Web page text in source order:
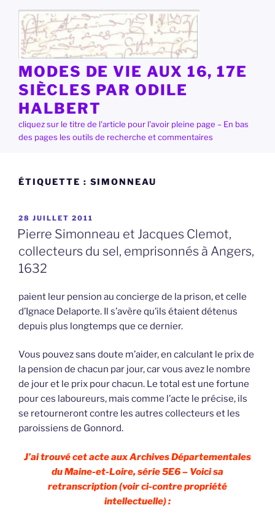
contenu
principal
MODES DE VIE AUX 16, 17E
SIÈCLES PAR ODILE
HALBERT
cliquez sur le titre de l'article pour l'avoir pleine page – En bas
des pages les outils de recherche et commentaires
ÉTIQUETTE : SIMONNEAU
PUBLIÉ
LE
28 JUILLET 2011
Pierre Simonneau et Jacques Clemot,
collecteurs du sel, emprisonnés à Angers,
1632
paient leur pension au concierge de la prison, et celle
d’Ignace Delaporte. Il s’avère qu’ils étaient détenus
depuis plus longtemps que ce dernier.
Vous pouvez sans doute m’aider, en calculant le prix de
la pension de chacun par jour, car vous avez le nombre
de jour et le prix pour chacun. Le total est une fortune
pour ces laboureurs, mais comme l’acte le précise, ils
se retourneront contre les autres collecteurs et les
paroissiens de Gonnord.
J’ai trouvé cet acte aux Archives Départementales
du Maine-et-Loire, série 5E6 – Voici sa
retranscription (voir ci-contre propriété
intellectuelle) :